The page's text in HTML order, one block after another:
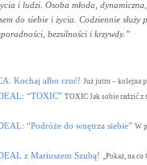
i ludzi. Osoba młoda,
do siebie i życia. Codziennie
bezsilności i krzywdy.”
Kochaj albo rzuć! Już jutro – kolejna
“TOXIC” TOXIC Jak sobie radzić z
“Podróże do wnętrza siebie” W
z Mariuszem Szubą! „Pokaż, na